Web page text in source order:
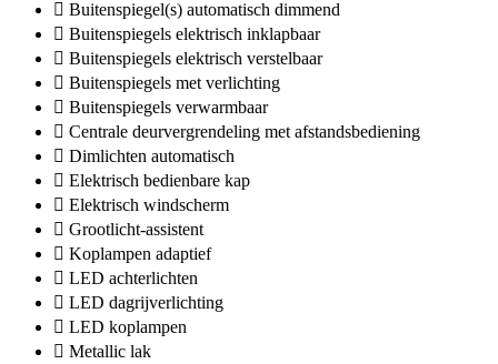
Buitenspiegel(s) automatisch dimmend
Buitenspiegels elektrisch inklapbaar
Buitenspiegels elektrisch verstelbaar
Buitenspiegels met verlichting
Buitenspiegels verwarmbaar
Centrale deurvergrendeling met afstandsbediening
Dimlichten automatisch
Elektrisch bedienbare kap
Elektrisch windscherm
Grootlicht-assistent
Koplampen adaptief
LED achterlichten
LED dagrijverlichting
LED koplampen
Metallic lak